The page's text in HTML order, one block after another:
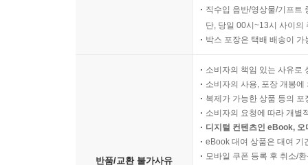
직수입 음반/영상물/기프트
단, 당일 00시~13시 사이의
박스 포장은 택배 배송이
반품/교환 불가사유
소비자의 책임 있는 사유로
소비자의 사용, 포장 개봉
복제가 가능한 상품 등의
소비자의 요청에 따라 개별
디지털 컨텐츠인 eBook,
eBook 대여 상품은 대여 기
모바일 쿠폰 등록 후 취소/